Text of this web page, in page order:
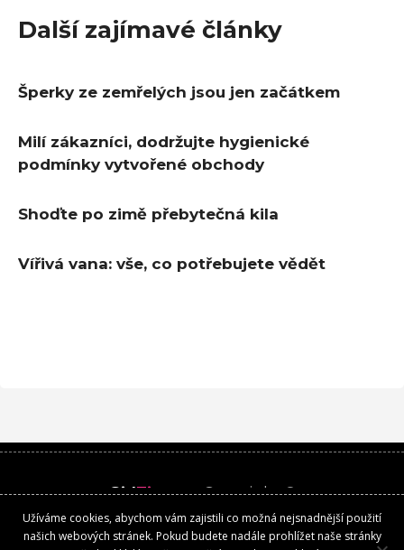
Další zajímavé články
Šperky ze zemřelých jsou jen začátkem
Milí zákazníci, dodržujte hygienické
podmínky vytvořené obchody
Shoďte po zimě přebytečná kila
Vířivá vana: vše, co potřebujete vědět
GirlTime.czCopyright ©
Kontakt
Užíváme cookies, abychom vám zajistili co možná nejsnadnější použití
našich webových stránek. Pokud budete nadále prohlížet naše stránky